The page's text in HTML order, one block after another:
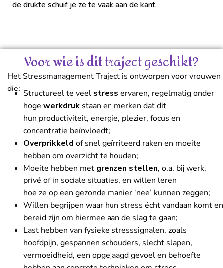
de drukte schuif je ze te vaak aan de kant.
Voor wie is dit traject geschikt?
Het Stressmanagement Traject is ontworpen voor vrouwen
die: Structureel te veel stress ervaren, regelmatig onder
hoge werkdruk staan en merken dat dit
hun productiviteit, energie, plezier, focus en
concentratie beïnvloedt;
Overprikkeld of snel geïrriteerd raken en moeite
hebben om overzicht te houden;
Moeite hebben met grenzen stellen, o.a. bij werk,
privé of in sociale situaties, en willen leren
hoe ze op een gezonde manier ‘nee’ kunnen zeggen;
Willen begrijpen waar hun stress écht vandaan komt en
bereid zijn om hiermee aan de slag te gaan;
Last hebben van fysieke stresssignalen, zoals
hoofdpijn, gespannen schouders, slecht slapen,
vermoeidheid, een opgejaagd gevoel en behoefte